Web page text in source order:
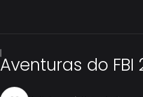
|
Aventuras do FBI